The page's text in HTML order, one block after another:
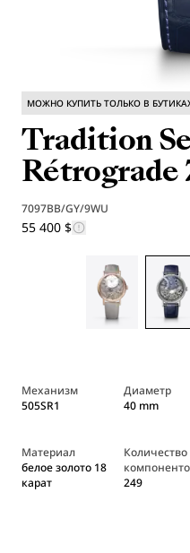
МОЖНО КУПИТЬ ТОЛЬКО В
Tradition
Rétrograde
7097BB/GY/9WU
55 400 $
Механизм
505SR1
Диаметр
40 mm
Материал
белое золото 18
карат
Количество
249